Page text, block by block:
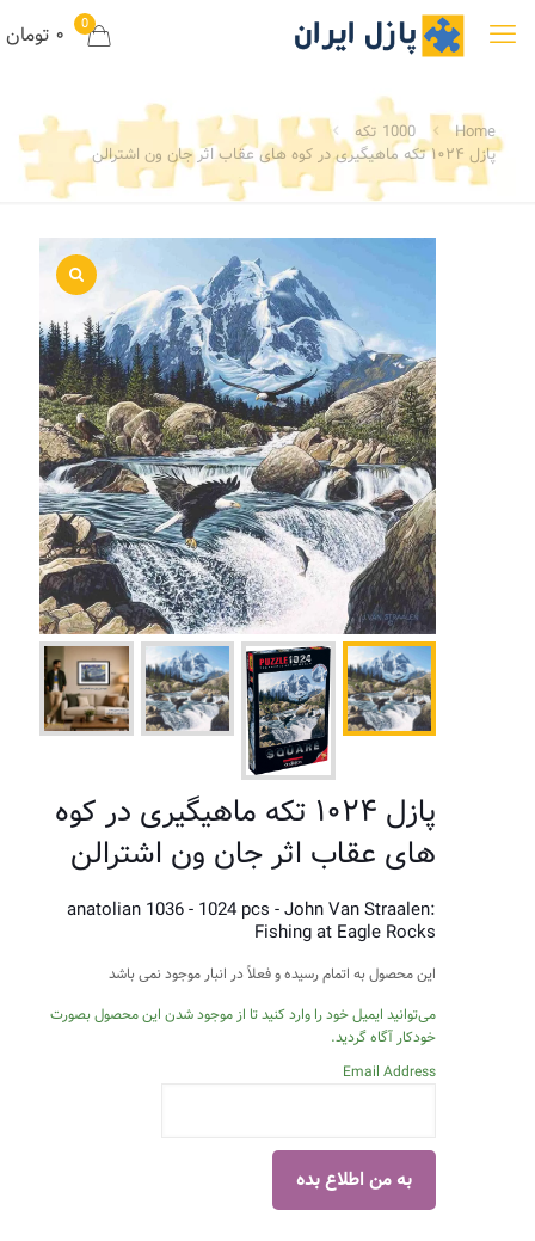
0 ۰ تومان
Home
1000 تکه
پازل ۱۰۲۴ تکه ماهیگیری در کوه های عقاب اثر جان ون اشترالن
پازل ۱۰۲۴ تکه ماهیگیری در کوه
های عقاب اثر جان ون اشترالن
anatolian 1036 - 1024 pcs - John Van Straalen:
Fishing at Eagle Rocks
این محصول به اتمام رسیده و فعلاً در انبار موجود نمی باشد
می‌توانید ایمیل خود را وارد کنید تا از موجود شدن این محصول بصورت
خودکار آگاه گردید.
Email Address